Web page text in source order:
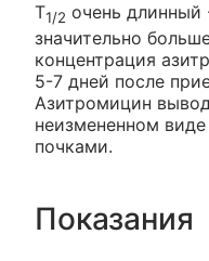
T1/2 очень
значительно
концентрация
5-7 дней после
Азитромицин
неизмененном
почками.
Показания